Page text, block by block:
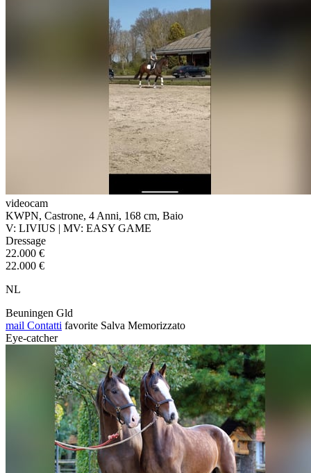
videocam
KWPN, Castrone, 4 Anni, 168 cm, Baio
V: LIVIUS | MV: EASY GAME
Dressage
22.000 €
22.000 €
NL
Beuningen Gld
mail Contatti favorite Salva Memorizzato
Eye-catcher